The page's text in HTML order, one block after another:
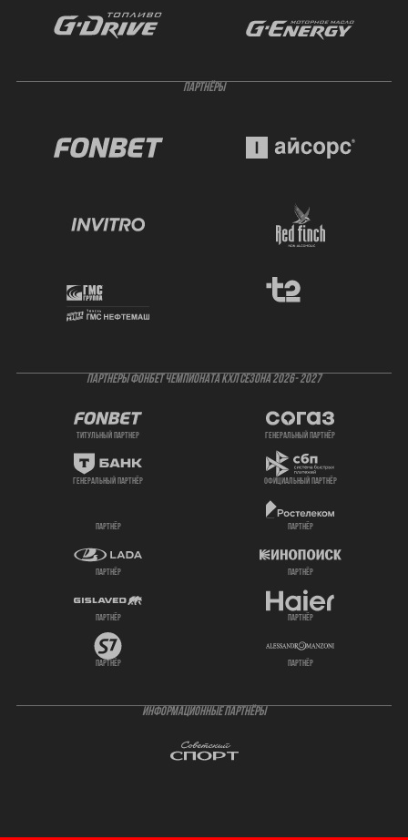
ПАРТНЁРЫ
ПАРТНЕРЫ ФОНБЕТ ЧЕМПИОНАТА КХЛ СЕЗОНА 2026- 2027
титульный партнер генеральный партнёр
генеральный партнёр официальный партнёр
партнёр партнёр
партнёр партнёр
партнёр партнёр
партнёр партнёр
ИНФОРМАЦИОННЫЕ ПАРТНЁРЫ